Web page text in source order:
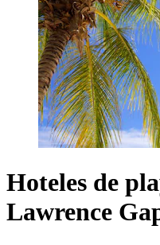
Hoteles de
Lawrence